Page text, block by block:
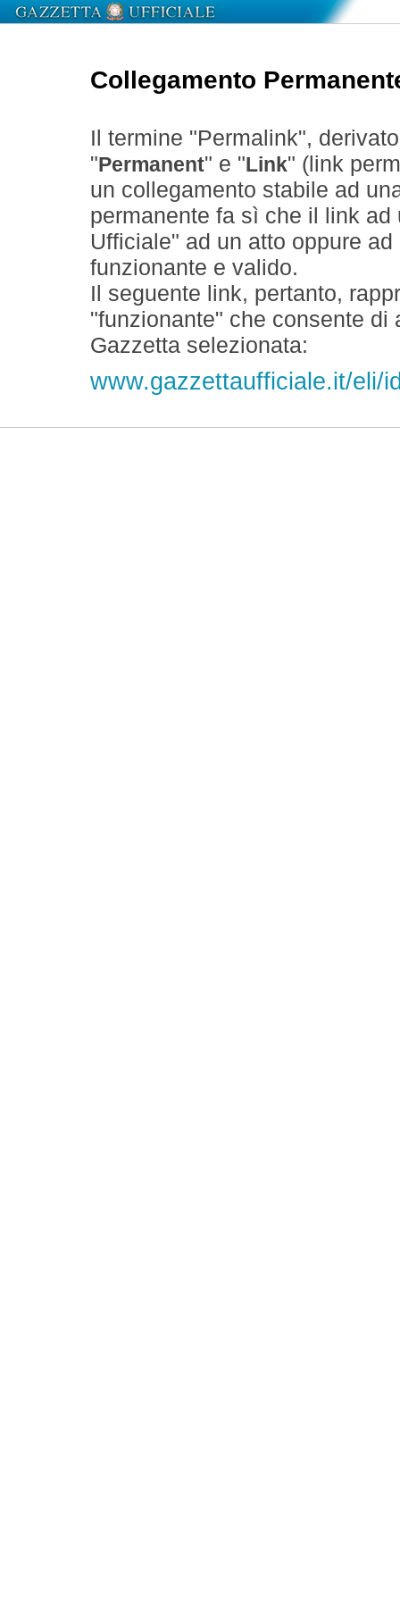
Collegamento
Il termine "Permalink",
" Permanent" e " Link" (link
un collegamento stabile ad
permanente fa sì che il link
Ufficiale" ad un atto oppure
funzionante e valido.
Il seguente link, pertanto,
"funzionante" che consente
Gazzetta selezionata:
www.gazzettaufficiale.it/eli/